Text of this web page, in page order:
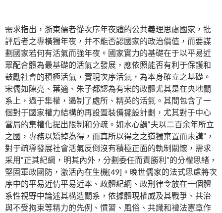
需求指出，浙東儒者從次序年夜體的公共義理思慮國家，批
評后者之專橫獨年夜，并不能否認國家的政治價值，而要謀
劃國家若何有活氣而強年夜。國家實力的基礎在于以平易近
眾配合體為最基礎的活氣之發展，應依照能否有利于保護和
鼓勵社會的積極活氣，實現次序活氣，為本身確立之基礎。
宋儒如陳亮、葉適、朱子都認為有宋的政體尤其是在央地關
系上，過于集權，遏制了處所、精英的活氣。其間包含了一
個對于國家權力結構的再設置裝備擺設計劃，尤其對于中心
當局的集權化提出限制和分疏。如水心謂“夫以二百余年所立
之國，專務以矯掉為得，而真所以得之之道獨棄置而未講”，
對于疏導發展社會活氣反倒沒有積極正面的軌制關懷，需求
采用“正其紀綱，明其內外，分劃委任而責勝利”的分權思緒，
堅固軍政國防，激活內在生機[49]。晚世儒家的法式思慮將次
序中的平易近情平易近本、政體紀綱、政刑律令放在一個體
系性視野中論述其構造關系，依據體現權威及其戰爭、共治
與不受拘束等精力的先例、慣習、風俗、共識和禮法憲章作